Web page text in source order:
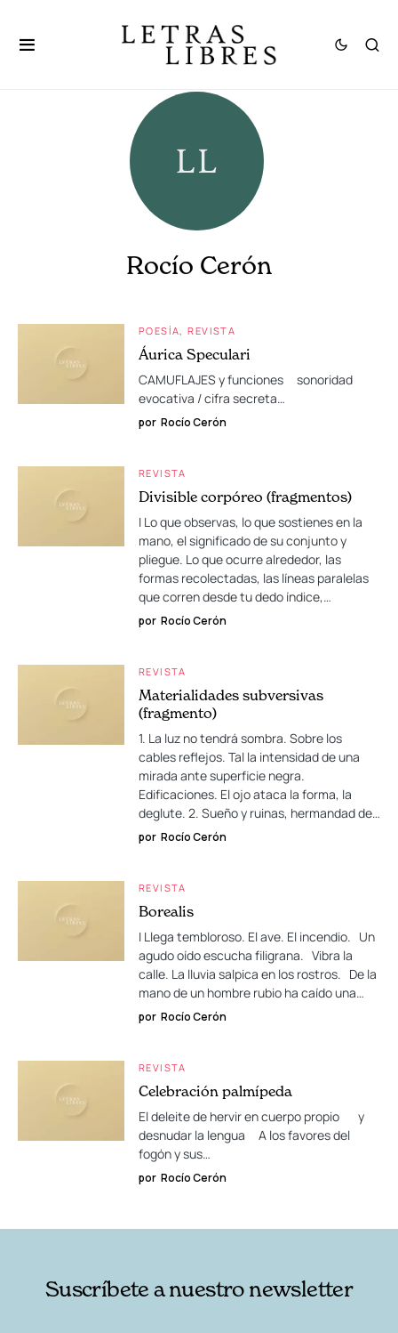
Rocío Cerón
POESÍA REVISTA
Áurica Speculari
CAMUFLAJES y funciones sonoridad
evocativa / cifra secreta…
por Rocío Cerón
REVISTA
Divisible corpóreo (fragmentos)
I Lo que observas, lo que sostienes en la
mano, el significado de su conjunto y
pliegue. Lo que ocurre alrededor, las
formas recolectadas, las líneas paralelas
que corren desde tu dedo índice,…
por Rocío Cerón
REVISTA
Materialidades subversivas
(fragmento)
1. La luz no tendrá sombra. Sobre los
cables reflejos. Tal la intensidad de una
mirada ante superficie negra.
Edificaciones. El ojo ataca la forma, la
deglute. 2. Sueño y ruinas, hermandad de…
por Rocío Cerón
REVISTA
Borealis
I Llega tembloroso. El ave. El incendio. Un
agudo oído escucha filigrana. Vibra la
calle. La lluvia salpica en los rostros. De la
mano de un hombre rubio ha caído una…
por Rocío Cerón
REVISTA
Celebración palmípeda
El deleite de hervir en cuerpo propio y
desnudar la lengua A los favores del
fogón y sus…
por Rocío Cerón
Suscríbete a nuestro newsletter